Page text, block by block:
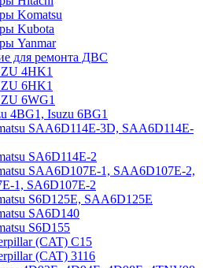
Komatsu
Kubota
Yanmar
для ремонта ДВС
4HK1
6HK1
6WG1
4BG1, Isuzu 6BG1
SAA6D114E-3D, SAA6D114E-
SA6D114E-2
SAA6D107E-1, SAA6D107E-2,
1, SA6D107E-2
S6D125E, SAA6D125E
SA6D140
S6D155
(CAT) C15
(CAT) 3116